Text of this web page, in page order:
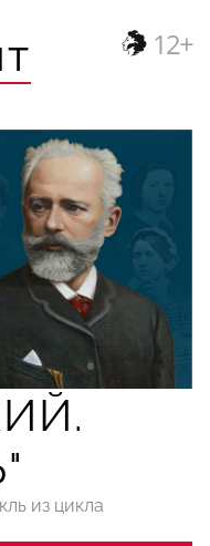
из цикла
12+